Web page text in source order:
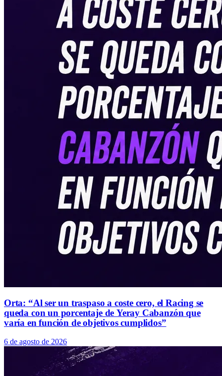
Orta: “Al ser un traspaso a coste cero, el Racing se
queda con un porcentaje de Yeray Cabanzón que
varía en función de objetivos cumplidos”
6 de agosto de 2026